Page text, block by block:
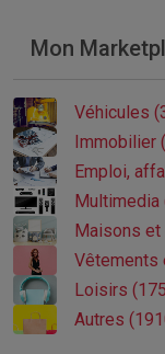
Mon
Véhicules
Immobilier
Emploi,
Multimedia
Maisons
Vêtements
Loisirs
Autres